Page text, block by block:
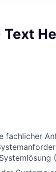
fachlicher